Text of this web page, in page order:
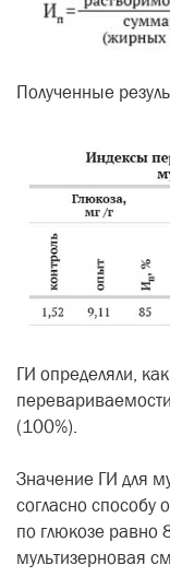
Полученные
ГИ определяли,
(100%).
Значение ГИ для
согласно способу
по глюкозе равно
мультизерновая